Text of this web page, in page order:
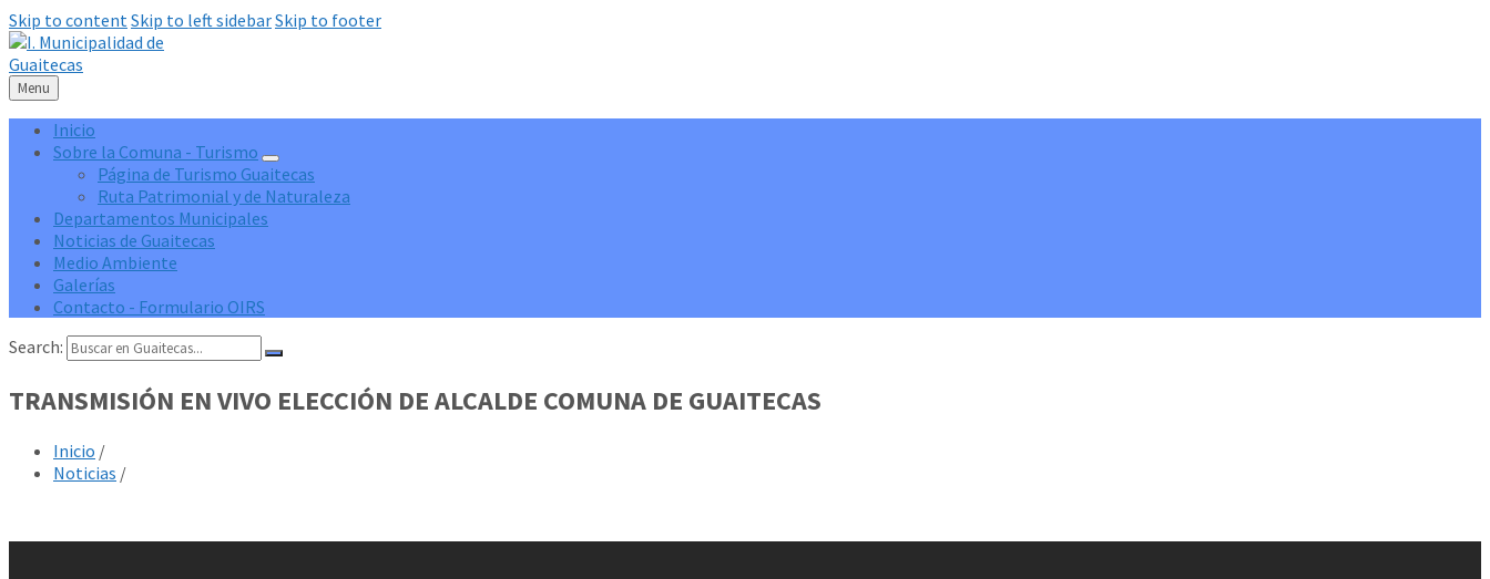
Skip to contentSkip to left sidebarSkip to footer
Menu
Inicio
Sobre la Comuna - Turismo
Página de Turismo Guaitecas
Ruta Patrimonial y de Naturaleza
Departamentos Municipales
Noticias de Guaitecas
Medio Ambiente
Galerías
Contacto - Formulario OIRS
Search:
TRANSMISIÓN EN VIVO ELECCIÓN DE ALCALDE COMUNA DE GUAITECAS
Inicio /
Noticias /